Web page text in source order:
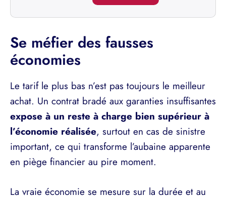
Se méfier des fausses
économies
Le tarif le plus bas n’est pas toujours le meilleur
achat. Un contrat bradé aux garanties insuffisantes
expose à un reste à charge bien supérieur à
l’économie réalisée, surtout en cas de sinistre
important, ce qui transforme l’aubaine apparente
en piège financier au pire moment.
La vraie économie se mesure sur la durée et au